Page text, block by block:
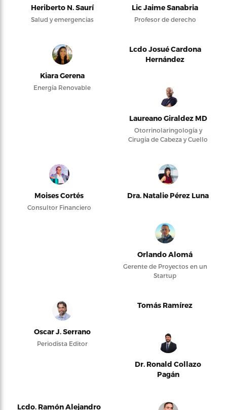
Heriberto N. Saurí
Salud y emergencias
Lic Jaime Sanabria
Profesor de derecho
Kiara Gerena
Energía Renovable
Lcdo Josué Cardona
Hernández
Laureano Giraldez MD
Otorrinolaringología y
Cirugía de Cabeza y Cuello
Moises Cortés
Consultor Financiero
Dra. Natalie Pérez Luna
Orlando Alomá
Gerente de Proyectos en un
Startup
Oscar J. Serrano
Periodista Editor
Tomás Ramírez
Dr. Ronald Collazo
Pagán
Lcdo. Ramón Alejandro